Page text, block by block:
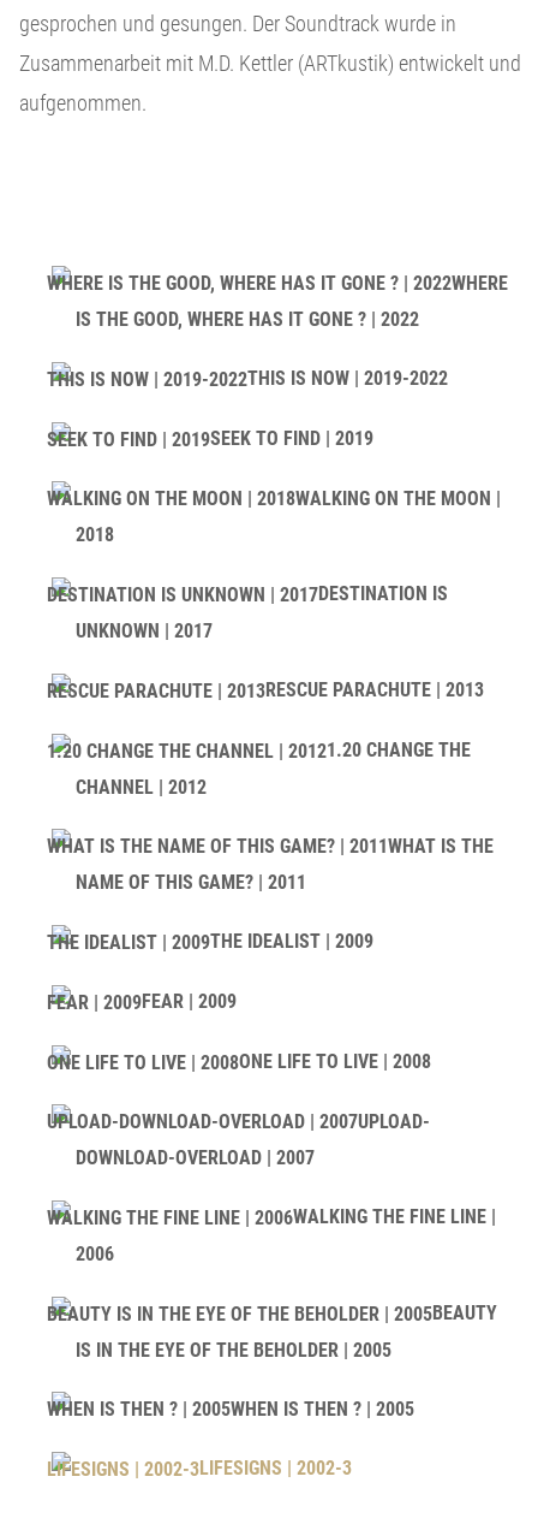
gesprochen und gesungen. Der Soundtrack wurde in
Zusammenarbeit mit M.D. Kettler (ARTkustik) entwickelt und
aufgenommen.
WHERE
IS THE GOOD, WHERE HAS IT GONE ? | 2022
THIS IS NOW | 2019-2022
SEEK TO FIND | 2019
WALKING ON THE MOON |
2018
DESTINATION IS
UNKNOWN | 2017
RESCUE PARACHUTE | 2013
1.20 CHANGE THE
CHANNEL | 2012
WHAT IS THE
NAME OF THIS GAME? | 2011
THE IDEALIST | 2009
FEAR | 2009
ONE LIFE TO LIVE | 2008
UPLOAD-
DOWNLOAD-OVERLOAD | 2007
WALKING THE FINE LINE |
2006
BEAUTY
IS IN THE EYE OF THE BEHOLDER | 2005
WHEN IS THEN ? | 2005
LIFESIGNS | 2002-3